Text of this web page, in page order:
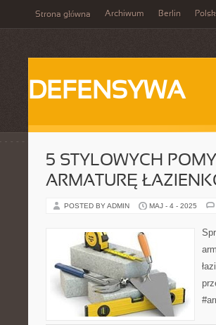
Strona główna Archiwum Berlin
DEFENSYWA
5 STYLOWYCH
ARMATURĘ
POSTED BY ADMIN MAJ - 4 - 2025